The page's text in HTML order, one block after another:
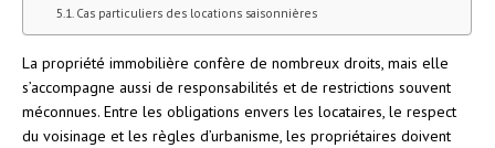
Cas particuliers des locations saisonnières
La propriété immobilière confère de nombreux droits, mais elle
s’accompagne aussi de responsabilités et de restrictions souvent
méconnues. Entre les obligations envers les locataires, le respect
du voisinage et les règles d’urbanisme, les propriétaires doivent